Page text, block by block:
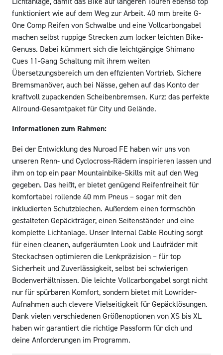
funktioniert wie auf dem Weg zur Arbeit. 40 mm breite G-
One Comp Reifen von Schwalbe und eine Vollcarbongabel
machen selbst ruppige Strecken zum locker leichten Bike-
Genuss. Dabei kümmert sich die leichtgängige Shimano
Cues 11-Gang Schaltung mit ihrem weiten
Übersetzungsbereich um den effizienten Vortrieb. Sichere
Bremsmanöver, auch bei Nässe, gehen auf das Konto der
kraftvoll zupackenden Scheibenbremsen. Kurz: das perfekte
Allround-Gesamtpaket für City und Gelände.
Informationen zum Rahmen:
Bei der Entwicklung des Nuroad FE haben wir uns von
unseren Renn- und Cyclocross-Rädern inspirieren lassen und
ihm on top ein paar Mountainbike-Skills mit auf den Weg
gegeben. Das heißt, er bietet genügend Reifenfreiheit für
komfortabel rollende 40 mm Pneus – sogar mit den
inkludierten Schutzblechen. Außerdem einen formschön
gestalteten Gepäckträger, einen Seitenständer und eine
komplette Lichtanlage. Unser Internal Cable Routing sorgt
für einen cleanen, aufgeräumten Look und Laufräder mit
Steckachsen optimieren die Lenkpräzision – für top
Sicherheit und Zuverlässigkeit, selbst bei schwierigen
Bodenverhältnissen. Die leichte Vollcarbongabel sorgt nicht
nur für spürbaren Komfort, sondern bietet mit Lowrider-
Aufnahmen auch clevere Vielseitigkeit für Gepäcklösungen.
Dank vielen verschiedenen Größenoptionen von XS bis XL
haben wir garantiert die richtige Passform für dich und
deine Anforderungen im Programm.